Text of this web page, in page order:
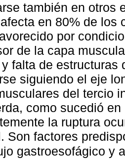
también en otros
en 80% de los
por
de la capa
falta de estructuras
siguiendo el eje
del tercio
como sucedió
la ruptura
Son factores
gastroesofágico y